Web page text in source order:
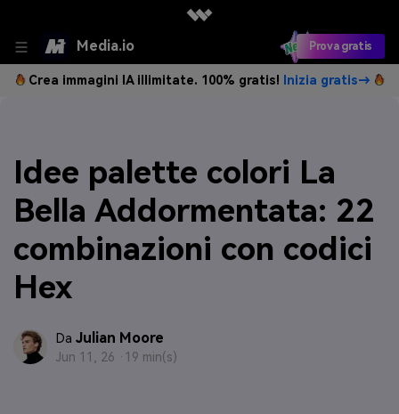
Media.io Prova gratis
Crea immagini IA illimitate. 100% gratis! Inizia gratis→
Idee palette colori La
Bella Addormentata: 22
combinazioni con codici
Hex
Da Julian Moore
Jun 11, 26 · 19 min(s)